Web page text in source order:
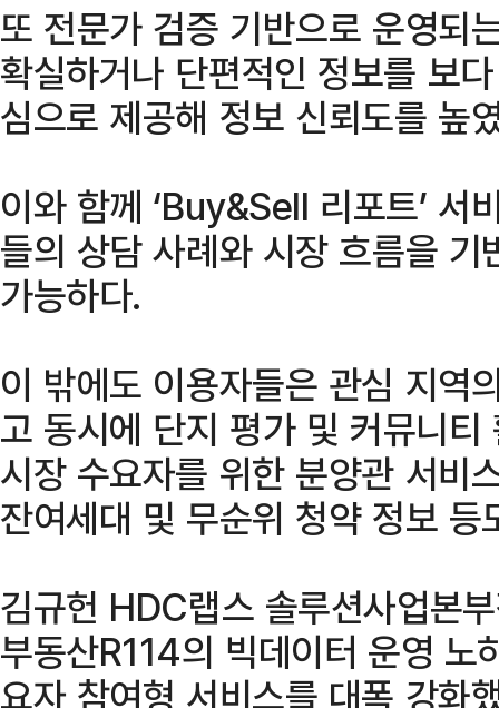
또 전문가 검증 기반으로 운영되
확실하거나 단편적인 정보를 보
심으로 제공해 정보 신뢰도를 높
이와 함께 ‘Buy&Sell 리포트’ 서
들의 상담 사례와 시장 흐름을
가능하다.
이 밖에도 이용자들은 관심 지역
고 동시에 단지 평가 및 커뮤니
시장 수요자를 위한 분양관 서비
잔여세대 및 무순위 청약 정보
김규헌 HDC랩스 솔루션사업본
부동산R114의 빅데이터 운영 노
요자 참여형 서비스를 대폭 강화